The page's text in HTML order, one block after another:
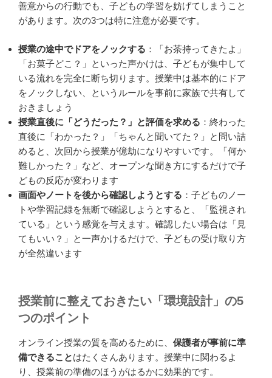
善意からの行動でも、子どもの学習を妨げてしまうこと
があります。次の3つは特に注意が必要です。
授業の途中でドアをノックする ：「お茶持ってきたよ」
「お菓子どこ？」といった声かけは、子どもが集中して
いる流れを完全に断ち切ります。授業中は基本的にドア
をノックしない、というルールを事前に家族で共有して
おきましょう
授業直後に「どうだった？」と評価を求める ：終わった
直後に「わかった？」「ちゃんと聞いてた？」と問い詰
めると、次回から授業が億劫になりやすいです。「何か
難しかった？」など、オープンな聞き方にするだけで子
どもの反応が変わります
画面やノートを後から確認しようとする ：子どものノー
トや学習記録を無断で確認しようとすると、「監視され
ている」という感覚を与えます。確認したい場合は「見
てもいい？」と一声かけるだけで、子どもの受け取り方
が全然違います
授業前に整えておきたい「環境設計」の5
つのポイント
オンライン授業の質を高めるために、 保護者が事前に準
備できることはたくさんあります。授業中に関わるよ
り、授業前の準備のほうがはるかに効果的です。